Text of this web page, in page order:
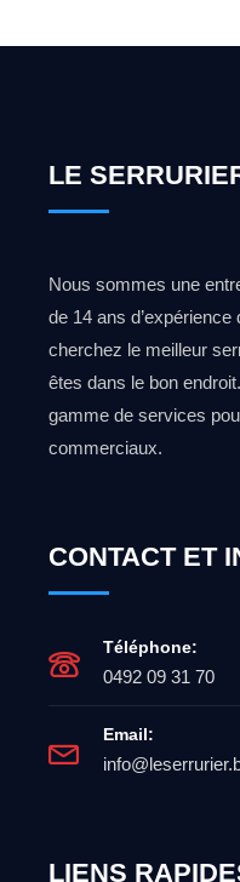
LE
Nous sommes une
de 14 ans
cherchez le meilleur
êtes dans le bon
gamme de services
commerciaux.
CONTACT ET
Téléphone:
0492 09 31 70
Email:
LIENS